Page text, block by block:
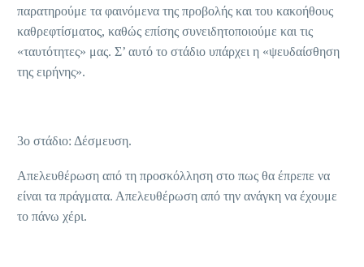
παρατηρούμε τα φαινόμενα της προβολής και του κακοήθους
καθρεφτίσματος, καθώς επίσης συνειδητοποιούμε και τις
«ταυτότητες» μας. Σ’ αυτό το στάδιο υπάρχει η «ψευδαίσθηση
της ειρήνης».
3ο στάδιο: Δέσμευση.
Απελευθέρωση από τη προσκόλληση στο πως θα έπρεπε να
είναι τα πράγματα. Απελευθέρωση από την ανάγκη να έχουμε
το πάνω χέρι.